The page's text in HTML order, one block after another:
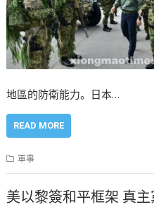
地區的防衛能力。日本…
READ MORE
軍事
美以黎簽和平框架 真